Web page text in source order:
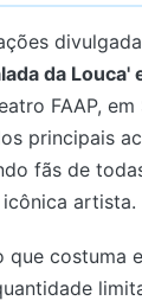
da Louca'
FAAP, em
principais
fãs de
artista.
que costuma